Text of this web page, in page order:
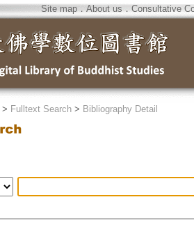
Site map．About us ． Consultative
> Fulltext Search > Bibliography Detail